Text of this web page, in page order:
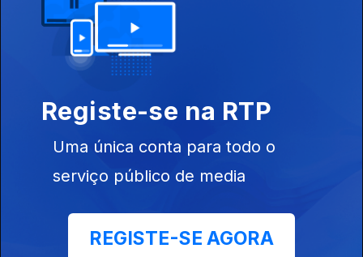
07 ago. 2026
amarela
07 ago. 2026
aviso do Presidente
Registe-se na RTP
Uma única conta para todo o
serviço público de media
REGISTE-SE AGORA